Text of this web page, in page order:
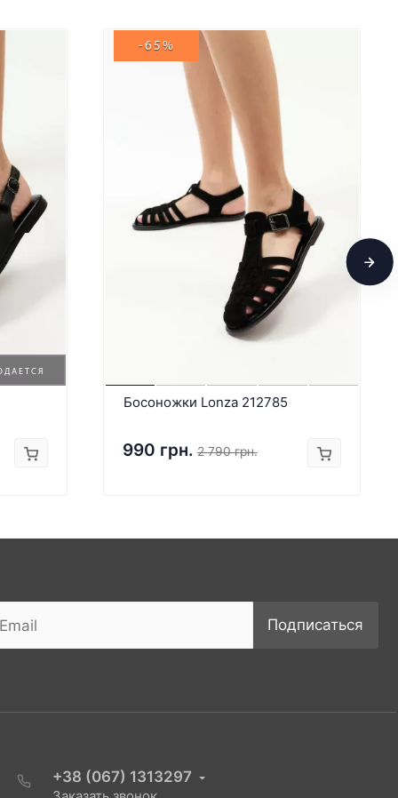
-65%
Босоножки Lonza 212785
990 грн. 2 790 грн.
Подписаться
+38 (067) 1313297